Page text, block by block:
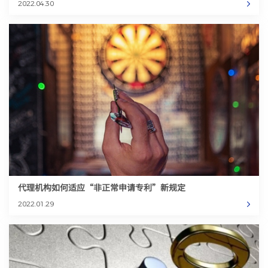
2022.04.30
代理机构如何适应“非正常申请专利”新规定
2022.01.29